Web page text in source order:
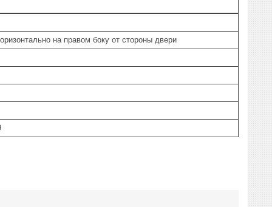
на правом боку от стороны двери